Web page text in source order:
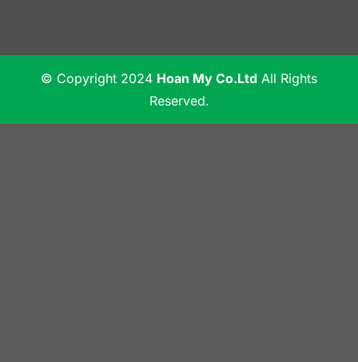
© Copyright 2024 Hoan My Co.Ltd All Rights
Reserved.